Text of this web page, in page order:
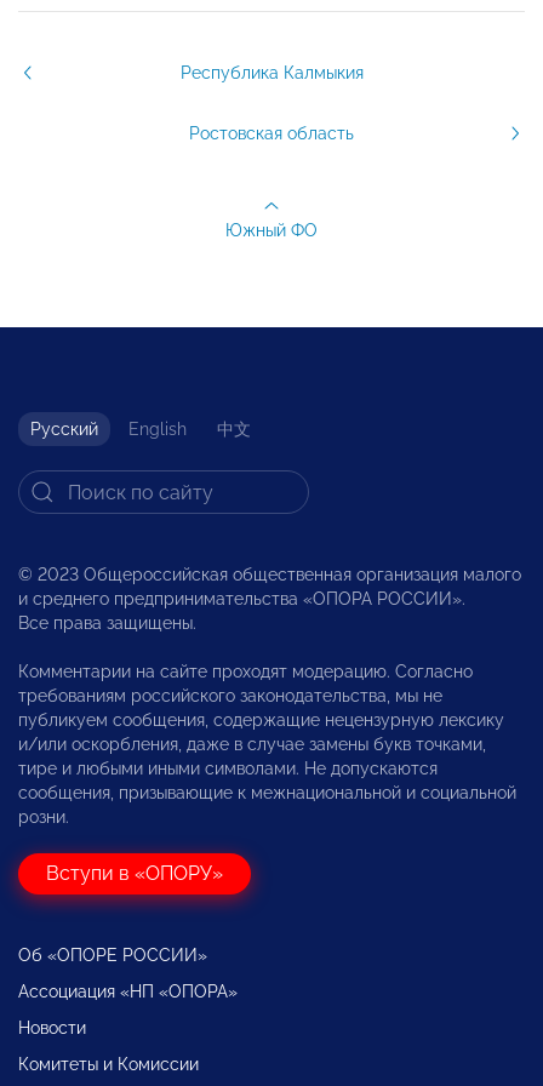
Республика Калмыкия
Ростовская область
Южный ФО
Русский English 中文
© 2023 Общероссийская общественная организация малого
и среднего предпринимательства «ОПОРА РОССИИ».
Все права защищены.
Комментарии на сайте проходят модерацию. Согласно
требованиям российского законодательства, мы не
публикуем сообщения, содержащие нецензурную лексику
и/или оскорбления, даже в случае замены букв точками,
тире и любыми иными символами. Не допускаются
сообщения, призывающие к межнациональной и социальной
розни.
Вступи в «ОПОРУ»
Об «ОПОРЕ РОССИИ»
Ассоциация «НП «ОПОРА»
Новости
Комитеты и Комиссии